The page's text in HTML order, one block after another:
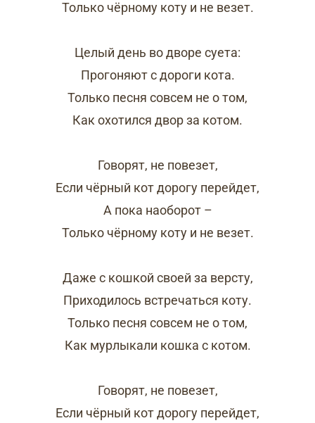
Только чёрному коту и не везет.
Целый день во дворе суета:
Прогоняют с дороги кота.
Только песня совсем не о том,
Как охотился двор за котом.
Говорят, не повезет,
Если чёрный кот дорогу перейдет,
А пока наоборот –
Только чёрному коту и не везет.
Даже с кошкой своей за версту,
Приходилось встречаться коту.
Только песня совсем не о том,
Как мурлыкали кошка с котом.
Говорят, не повезет,
Если чёрный кот дорогу перейдет,